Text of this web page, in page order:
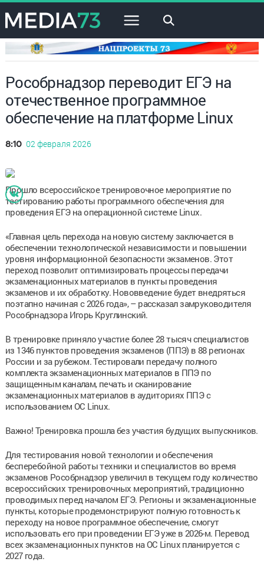
×
Рособрнадзор переводит ЕГЭ на
отечественное программное
обеспечение на платформе Linux
8:10 02 февраля 2026
Прошло всероссийское тренировочное мероприятие по
тестированию работы программного обеспечения для
проведения ЕГЭ на операционной системе Linux.
«Главная цель перехода на новую систему заключается в
обеспечении технологической независимости и повышении
уровня информационной безопасности экзаменов. Этот
переход позволит оптимизировать процессы передачи
экзаменационных материалов в пункты проведения
экзаменов и их обработку. Нововведение будет внедряться
поэтапно начиная с 2026 года», – рассказал замруководителя
Рособрнадзора Игорь Круглинский.
В тренировке приняло участие более 28 тысяч специалистов
из 1346 пунктов проведения экзаменов (ППЭ) в 88 регионах
России и за рубежом. Тестировали передачу полного
комплекта экзаменационных материалов в ППЭ по
защищенным каналам, печать и сканирование
экзаменационных материалов в аудиториях ППЭ с
использованием ОС Linux.
Важно! Тренировка прошла без участия будущих выпускников.
Для тестирования новой технологии и обеспечения
бесперебойной работы техники и специалистов во время
экзаменов Рособрнадзор увеличил в текущем году количество
всероссийских тренировочных мероприятий, традиционно
проводимых перед началом ЕГЭ. Регионы и экзаменационные
пункты, которые продемонстрируют полную готовность к
переходу на новое программное обеспечение, смогут
использовать его при проведении ЕГЭ уже в 2026-м. Перевод
всех экзаменационных пунктов на ОС Linux планируется с
2027 года.